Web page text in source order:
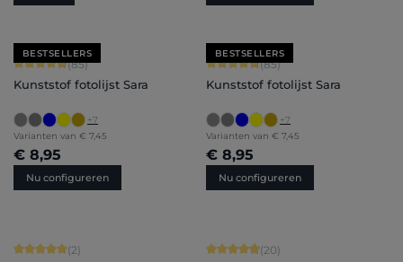
BESTSELLERS
Gemiddelde waardering van 4.71 van 5 sterren
(85)
Kunststof fotolijst Sara
+7
Varianten van € 7,45
€ 8,95
Nu configureren
BESTSELLERS
Gemiddelde waardering van 4.71
(85)
Kunststof fotolijst Sara
+7
Varianten van € 7,45
€ 8,95
Nu configureren
Gemiddelde waardering van 5 van 5 sterren
(2)
Gemiddelde waardering van 4.9 van
(20)